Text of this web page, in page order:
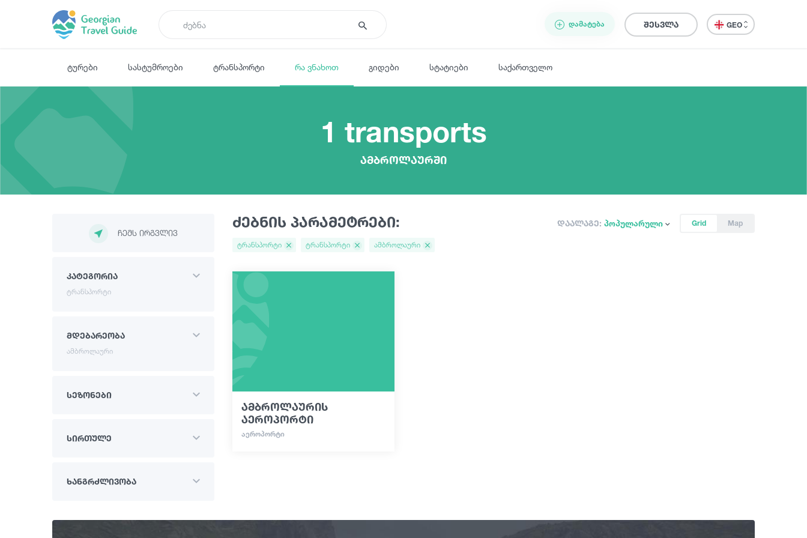
ᲓᲐᲛᲐᲢᲔᲑᲐ შესვლა GEO
ტურები სასტუმროები ტრანსპორტი რა ვნახოთ გიდები სტატიები საქართველო
1 transports
ამბროლაურში
ჩემს ირგვლივ
კატეგორია
ტრანსპორტი
მდებარეობა
ამბროლაური
სეზონები
სირთულე
ხანგრძლივობა
ძებნის პარამეტრები: Grid Map
დაალაგე: პოპულარული
ტრანსპორტი ტრანსპორტი ამბროლაური
ამბროლაურის
აეროპორტი
ᲐᲔᲠᲝᲞᲝᲠᲢᲘ